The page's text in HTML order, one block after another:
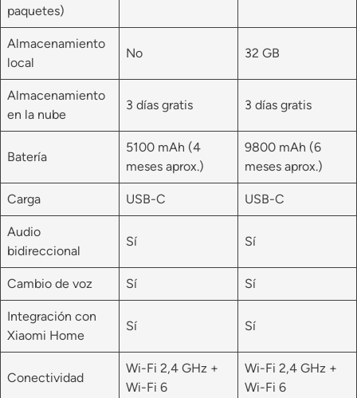
paquetes)
Almacenamiento
local
No 32 GB
Almacenamiento
en la nube
3 días gratis 3 días gratis
Batería
5100 mAh (4
meses aprox.)
9800 mAh (6
meses aprox.)
Carga USB-C USB-C
Audio
bidireccional
Sí Sí
Cambio de voz Sí Sí
Integración con
Xiaomi Home
Sí Sí
Conectividad
Wi-Fi 2,4 GHz +
Wi-Fi 6
Wi-Fi 2,4 GHz +
Wi-Fi 6